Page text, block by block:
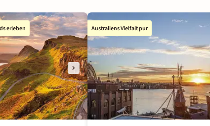
erleben Australiens Vielfalt pur